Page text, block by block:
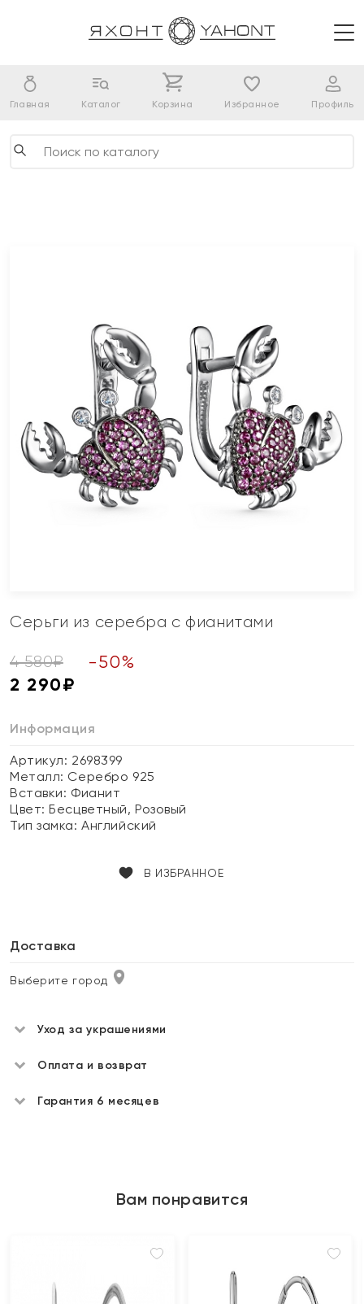
Главная Каталог Корзина Избранное Профиль
Серьги из серебра с фианитами
4 580₽ -50%
2 290₽
Информация
Артикул: 2698399
Металл: Серебро 925
Вставки: Фианит
Цвет:Бесцветный, Розовый
Тип замка:Английский
В ИЗБРАННОЕ
Доставка
Выберите город
Уход за украшениями
Оплата и возврат
Гарантия 6 месяцев
Вам понравится